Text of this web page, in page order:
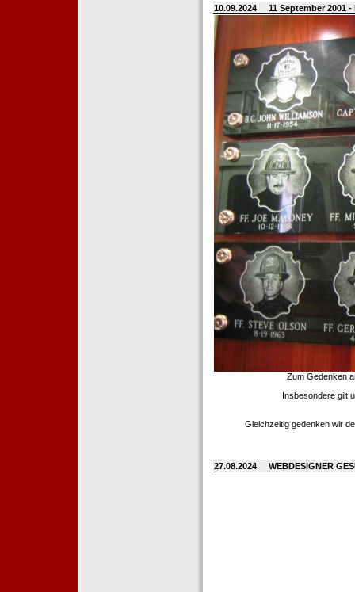
10.09.2024 11 September 2001
Zum Gedenken
Insbesondere gilt
Gleichzeitig gedenken wir
27.08.2024 WEBDESIGNER